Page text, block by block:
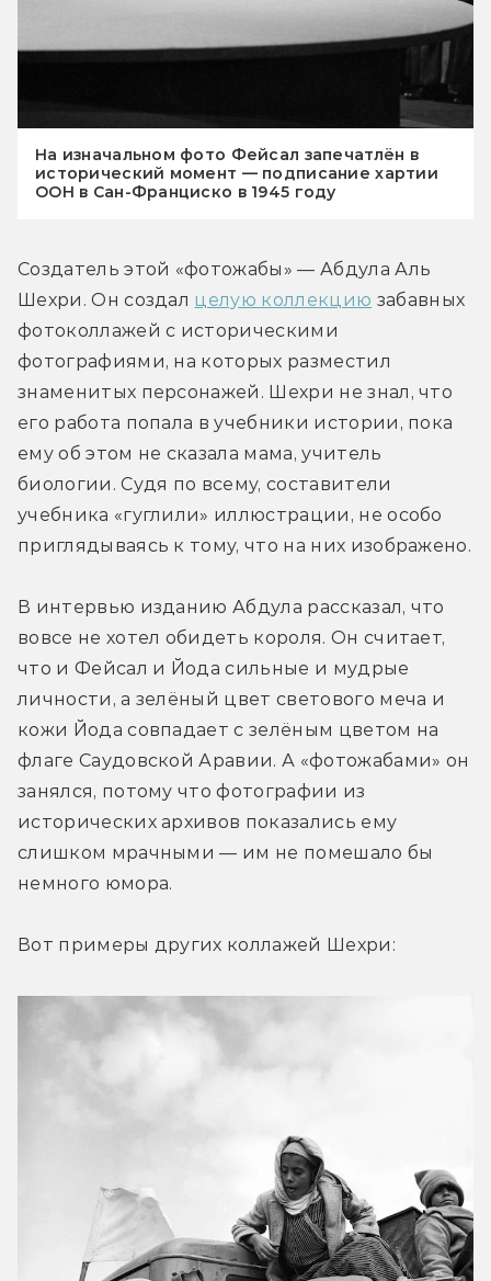
На изначальном фото Фейсал запечатлён в
исторический момент — подписание хартии
ООН в Сан-Франциско в 1945 году
Создатель этой «фотожабы» — Абдула Аль
Шехри. Он создал целую коллекцию забавных
фотоколлажей с историческими
фотографиями, на которых разместил
знаменитых персонажей. Шехри не знал, что
его работа попала в учебники истории, пока
ему об этом не сказала мама, учитель
биологии. Судя по всему, составители
учебника «гуглили» иллюстрации, не особо
приглядываясь к тому, что на них изображено.
В интервью изданию Абдула рассказал, что
вовсе не хотел обидеть короля. Он считает,
что и Фейсал и Йода сильные и мудрые
личности, а зелёный цвет светового меча и
кожи Йода совпадает с зелёным цветом на
флаге Саудовской Аравии. А «фотожабами» он
занялся, потому что фотографии из
исторических архивов показались ему
слишком мрачными — им не помешало бы
немного юмора.
Вот примеры других коллажей Шехри: